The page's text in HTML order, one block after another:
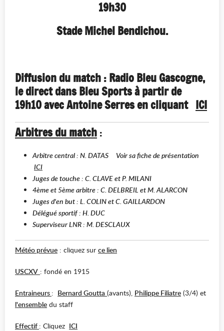
19h30
Stade Michel Bendichou.
Diffusion du match : Radio Bleu Gascogne,
le direct dans Bleu Sports à partir de
19h10 avec Antoine Serres en cliquant ICI
Arbitres du match:
Arbitre central : N. DATAS Voir sa fiche de présentation
ICI
Juges de touche : C. CLAVE et P. MILANI
4ème et 5ème arbitre : C. DELBREIL et M. ALARCON
Juges d'en but : L. COLIN et C. GAILLARDON
Délégué sportif : H. DUC
Superviseur LNR : M. DESCLAUX
Météo prévue : cliquez sur ce lien
USCXV : fondé en 1915
Entraineurs : Bernard Goutta (avants), Philippe Filiatre (3/4) et
l'ensemble du staff
Effectif : Cliquez ICI